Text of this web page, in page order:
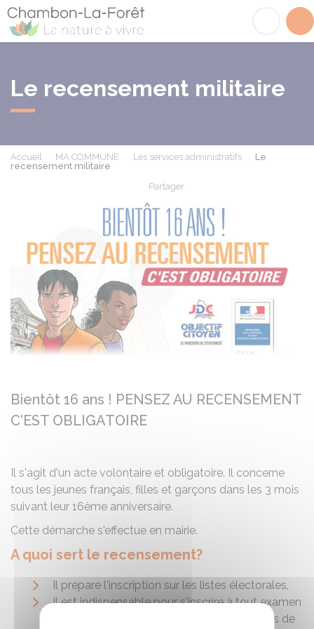
Le recensement militaire
Accueil MA COMMUNE Les services administratifs
Le
recensement militaire
Partager
Bientôt 16 ans ! PENSEZ AU RECENSEMENT
C'EST OBLIGATOIRE
Il s'agit d'un acte volontaire et obligatoire. Il concerne
tous les jeunes français, filles et garçons dans les 3 mois
suivant leur 16ème anniversaire.
Cette démarche s'effectue en mairie.
A quoi sert le recensement?
Il prépare l'inscription sur les listes électorales,
Il est indispensable pour s'inscrire à tout examen
public et concours, tel que le BAC, le permis de